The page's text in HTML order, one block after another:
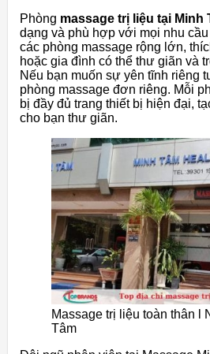
Phòng massage trị liệu tại Minh
dạng và phù hợp với mọi nhu
các phòng massage rộng lớn,
hoặc gia đình có thể thư giãn và
Nếu bạn muốn sự yên tĩnh riêng
phòng massage đơn riêng. Mỗi
bị đầy đủ trang thiết bị hiện đại,
cho bạn thư giãn.
Massage trị liệu toàn thân l
Tâm